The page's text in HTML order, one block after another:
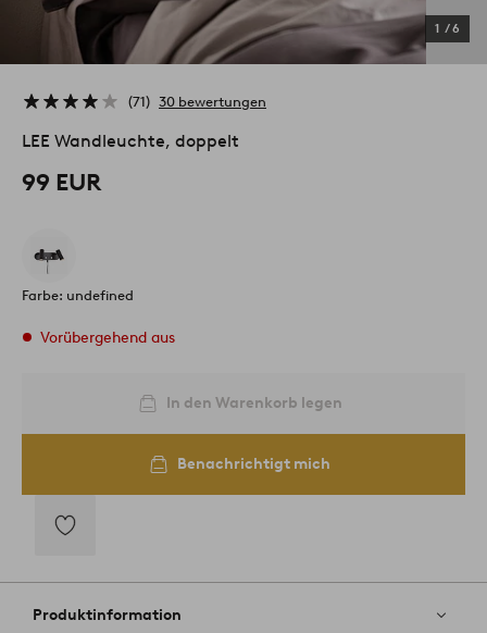
1 /6
71 30 bewertungen
LEE Wandleuchte, doppelt
99 EUR
Farbe: undefined
Vorübergehend aus
In den Warenkorb legen
Benachrichtigt mich
Favoriten
hinzufügen
Produktinformation